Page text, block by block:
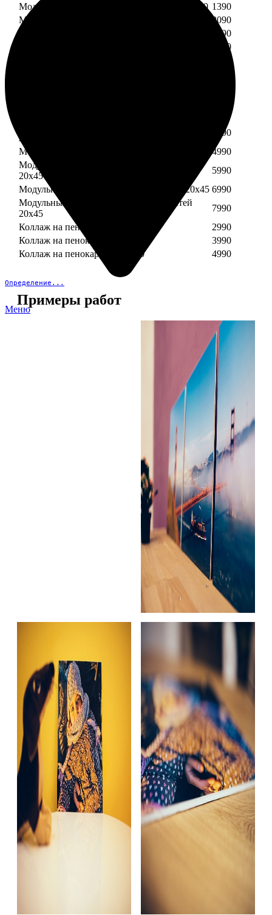
Определение...
Меню
Модульный пенокартон из двух частей 20х20 1390
Модульный пенокартон из трех частей 20х20
2090
1590
2390
2990
20х45
3990
Модульный пенокартон из пяти частей 20х45
4990
Модульный пенокартон из шести частей
20х45
5990
Модульный пенокартон из семи частей 20х45 6990
Модульный пенокартон из восьми частей
20х45
7990
Коллаж на пенокартоне 30х30
2990
Коллаж на пенокартоне 30х60
3990
Коллаж на пенокартоне 30х90
4990
Примеры работ